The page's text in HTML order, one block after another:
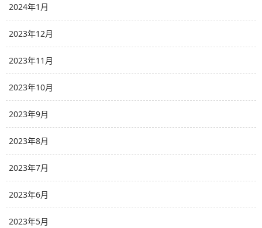
2024年1月
2023年12月
2023年11月
2023年10月
2023年9月
2023年8月
2023年7月
2023年6月
2023年5月